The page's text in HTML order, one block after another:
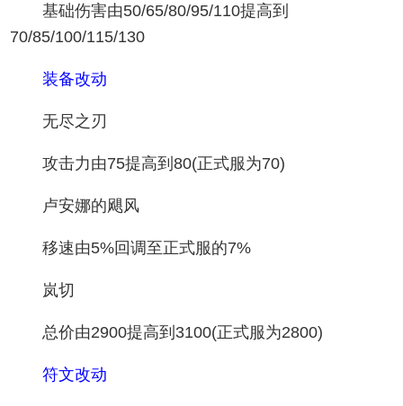
基础伤害由50/65/80/95/110提高到
70/85/100/115/130
装备改动
无尽之刃
攻击力由75提高到80(正式服为70)
卢安娜的飓风
移速由5%回调至正式服的7%
岚切
总价由2900提高到3100(正式服为2800)
符文改动